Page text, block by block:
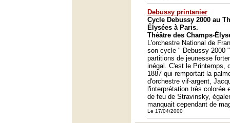
Debussy printanier
Cycle Debussy 2000 au
Élysées à Paris.
Théâtre des Champs-
L'orchestre National de
son cycle " Debussy 2000
partitions de jeunesse
inégal. C'est le Printemps,
1887 qui remportait la
d'orchestre vif-argent,
l'interprétation très colorée
de feu de Stravinsky,
manquait cependant de
Le 17/04/2000